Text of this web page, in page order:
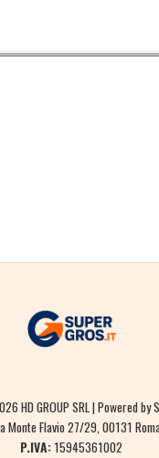
HD GROUP SRL | Powered by
Monte Flavio 27/29, 00131
P.IVA:15945361002